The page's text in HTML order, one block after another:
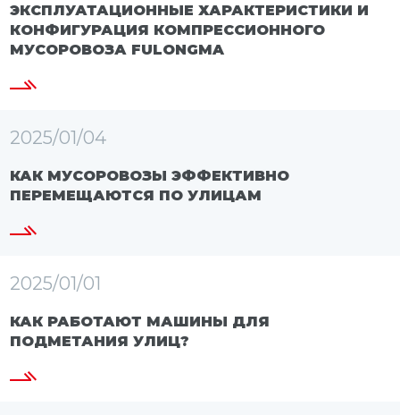
ЭКСПЛУАТАЦИОННЫЕ ХАРАКТЕРИСТИКИ И
КОНФИГУРАЦИЯ КОМПРЕССИОННОГО
МУСОРОВОЗА FULONGMA
2025/01/04
КАК МУСОРОВОЗЫ ЭФФЕКТИВНО
ПЕРЕМЕЩАЮТСЯ ПО УЛИЦАМ
2025/01/01
КАК РАБОТАЮТ МАШИНЫ ДЛЯ
ПОДМЕТАНИЯ УЛИЦ?